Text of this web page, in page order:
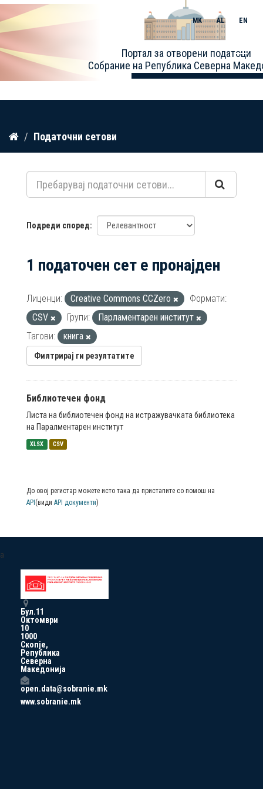
Прескокнете
содржина
Портал за отворени податоци
Собрание на Република Северна
MK AL EN
Toggle
Податочни сетови
Подреди според
1 податочен сет е пронајден
Лиценци: Creative Commons CCZero
Формати:
CSV
Групи:
Парламентарен институт
Тагови:
книга
Филтрирај ги резултатите
Библиотечен фонд
Листа на библиотечен фонд на истражувачката библиотека
на Паралментарен институт
XLSX CSV
До овој регистар можете исто така да пристапите со помош на
API (види API документи)
a
Бул.11
Октомври
10
1000
Скопје,
Република
Северна
Македонија
open.data@sobranie.mk
www.sobranie.mk